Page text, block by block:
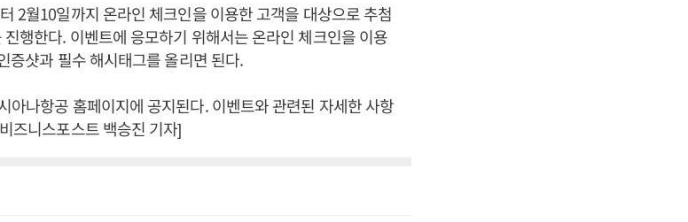
2월10일까지 온라인 체크인을 이용한 고객을 대상으로 추첨
행한다. 이벤트에 응모하기 위해서는 온라인 체크인을 이용
증샷과 필수 해시태그를 올리면 된다.
아나항공 홈페이지에 공지된다. 이벤트와 관련된 자세한 사항
즈니스포스트 백승진 기자]